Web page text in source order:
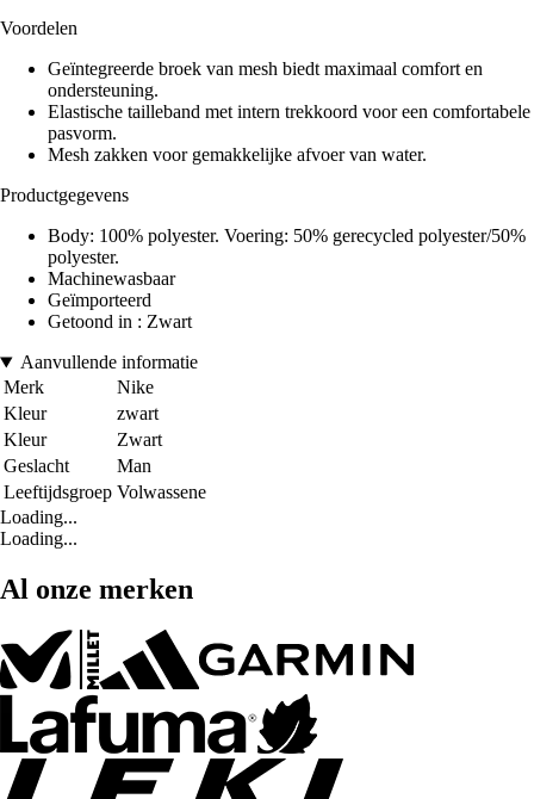
Voordelen
Geïntegreerde broek van mesh biedt maximaal comfort en
ondersteuning.
Elastische tailleband met intern trekkoord voor een comfortabele
pasvorm.
Mesh zakken voor gemakkelijke afvoer van water.
Productgegevens
Body: 100% polyester. Voering: 50% gerecycled polyester/50%
polyester.
Machinewasbaar
Geïmporteerd
Getoond in : Zwart
Aanvullende informatie
Merk
Nike
Kleur
zwart
Kleur
Zwart
Geslacht
Man
Leeftijdsgroep Volwassene
Loading...
Loading...
Al onze merken